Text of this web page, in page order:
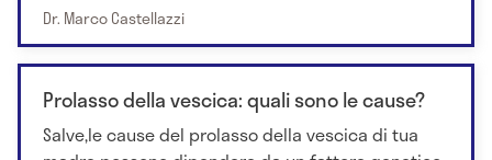
Dr. Marco Castellazzi
Prolasso della vescica: quali sono le cause?
Salve,le cause del prolasso della vescica di tua